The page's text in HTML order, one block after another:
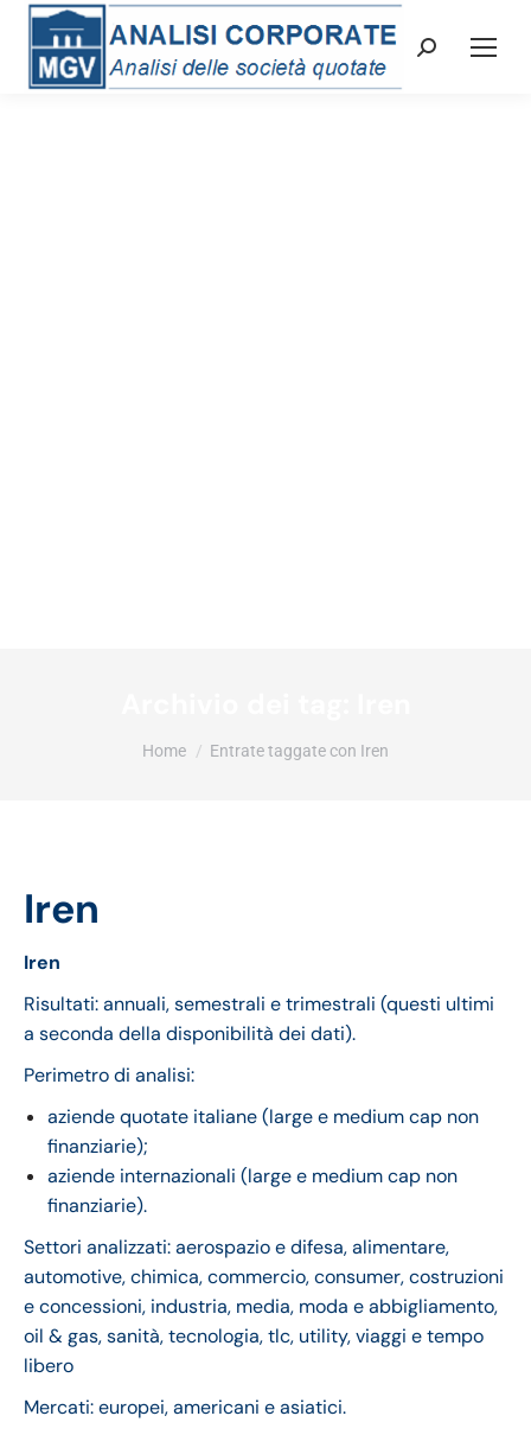
Cerca:
Tu sei qui:
Home Entrate taggate con Iren
Iren
Iren
Risultati: annuali, semestrali e trimestrali (questi ultimi
a seconda della disponibilità dei dati).
Perimetro di analisi:
aziende quotate italiane (large e medium cap non
finanziarie);
aziende internazionali (large e medium cap non
finanziarie).
Settori analizzati: aerospazio e difesa, alimentare,
automotive, chimica, commercio, consumer, costruzioni
e concessioni, industria, media, moda e abbigliamento,
oil & gas, sanità, tecnologia, tlc, utility, viaggi e tempo
libero
Mercati: europei, americani e asiatici.